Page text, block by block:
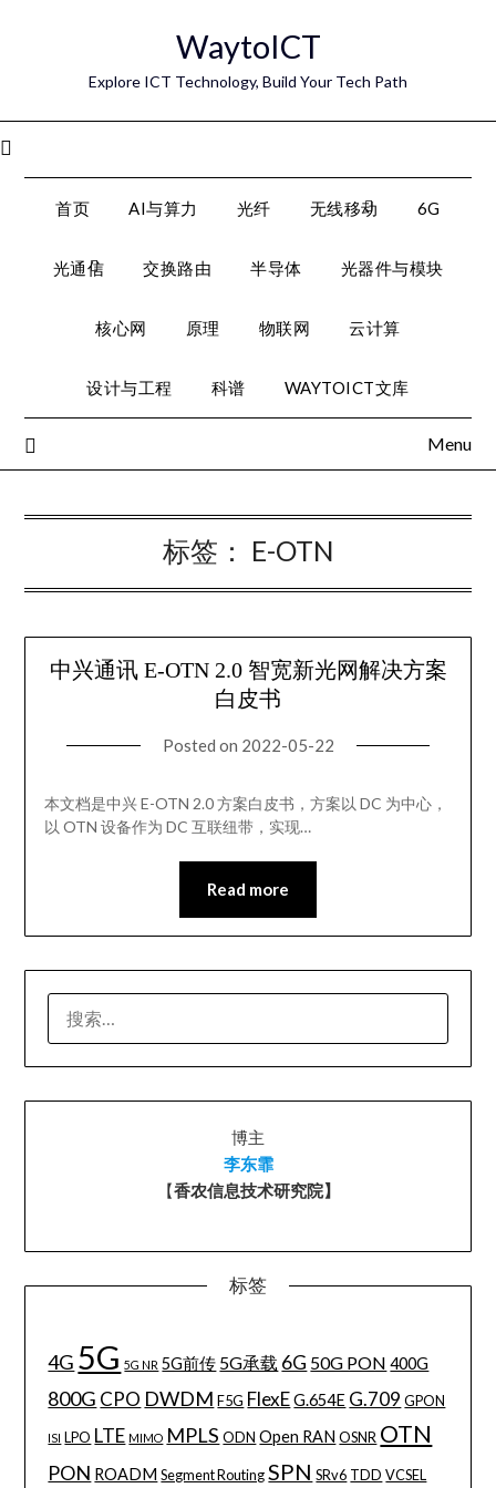
WaytoICT
Explore ICT Technology, Build Your Tech Path
首页 AI与算力 光纤 无线移动 6G
光通信 交换路由 半导体 光器件与模块
核心网 原理 物联网 云计算
设计与工程 科谱 WAYTOICT文库
Menu
标签： E-OTN
中兴通讯 E-OTN 2.0 智宽新光网解决方案
白皮书
Posted on 2022-05-22
本文档是中兴 E-OTN 2.0 方案白皮书，方案以 DC 为中心，
以 OTN 设备作为 DC 互联纽带，实现…
Read more
索：
博主
李东霏
【香农信息技术研究院】
标签
4G 5G 5G NR 5G前传 5G承载 6G 50G PON 400G
800G CPO DWDM F5G FlexE G.654E G.709 GPON
ISI LPO LTE MIMO MPLS ODN Open RAN OSNR OTN
PON ROADM Segment Routing SPN SRv6 TDD VCSEL